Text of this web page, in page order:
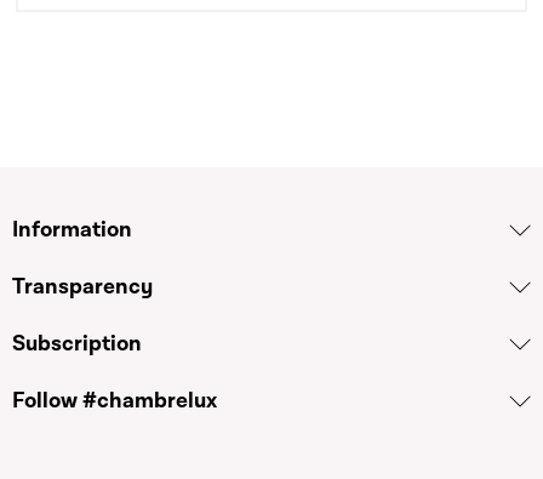
Information
Transparency
Subscription
Follow #chambrelux